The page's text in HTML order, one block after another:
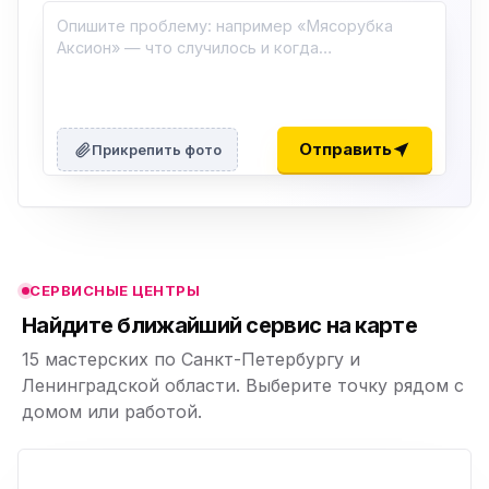
Прикрепить фото Отправить
СЕРВИСНЫЕ ЦЕНТРЫ
Найдите ближайший сервис на карте
15 мастерских по Санкт-Петербургу и
Ленинградской области. Выберите точку рядом с
домом или работой.
ю